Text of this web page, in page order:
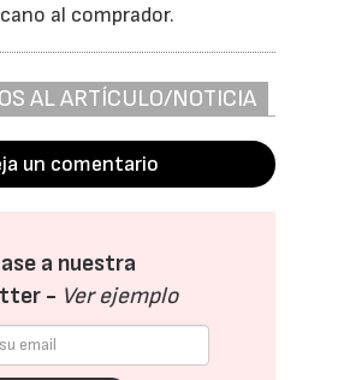
al comprador.
AL ARTÍCULO/NOTICIA
un comentario
a nuestra
- Ver ejemplo